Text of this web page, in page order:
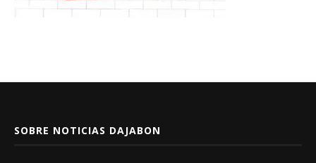
SOBRE NOTICIAS DAJABON